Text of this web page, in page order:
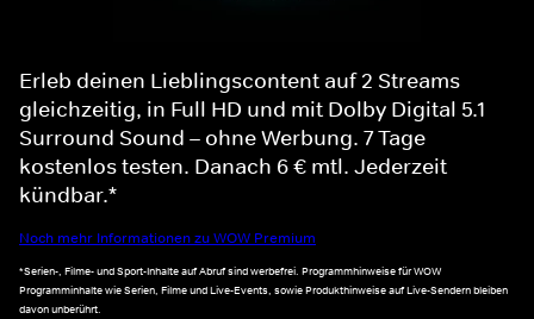
Erleb deinen Lieblingscontent auf 2 Streams
gleichzeitig, in Full HD und mit Dolby Digital 5.1
Surround Sound – ohne Werbung. 7 Tage
kostenlos testen. Danach 6 € mtl. Jederzeit
kündbar.*
Noch mehr Informationen zu WOW Premium
*Serien-, Filme- und Sport-Inhalte auf Abruf sind werbefrei. Programmhinweise für WOW
Programminhalte wie Serien, Filme und Live-Events, sowie Produkthinweise auf Live-Sendern bleiben
davon unberührt.